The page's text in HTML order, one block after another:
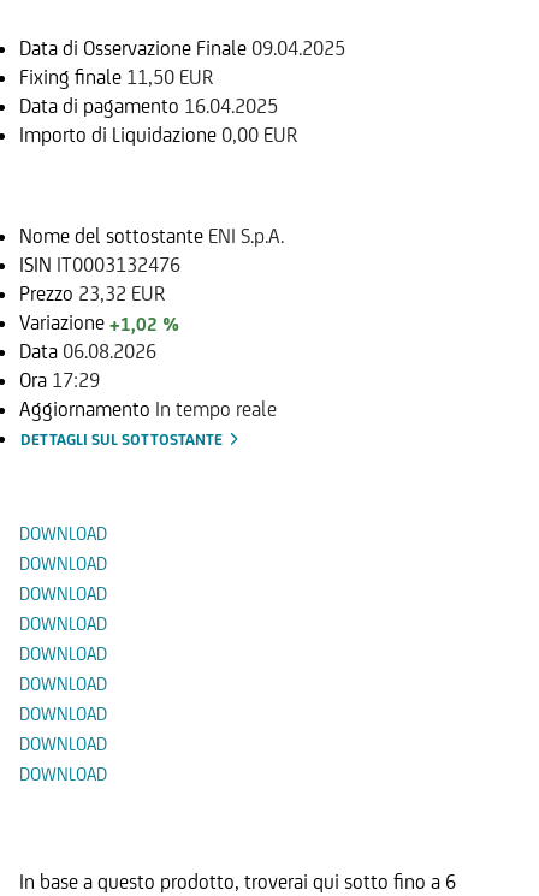
Data di Osservazione Finale 09.04.2025
Fixing finale 11,50 EUR
Data di pagamento 16.04.2025
Importo di Liquidazione 0,00 EUR
Nome del sottostante ENI S.p.A.
ISIN IT0003132476
Prezzo 23,32 EUR
Variazione +1,02 %
Data 06.08.2026
Ora 17:29
Aggiornamento In tempo reale
DETTAGLI SUL SOTTOSTANTE
DOWNLOAD
DOWNLOAD
DOWNLOAD
DOWNLOAD
DOWNLOAD
DOWNLOAD
DOWNLOAD
DOWNLOAD
DOWNLOAD
In base a questo prodotto, troverai qui sotto fino a 6